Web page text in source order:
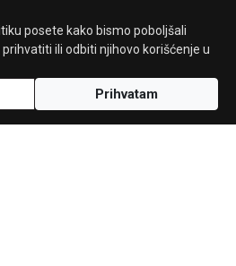
posete kako bismo poboljšali
ili odbiti njihovo korišćenje u
Prihvatam